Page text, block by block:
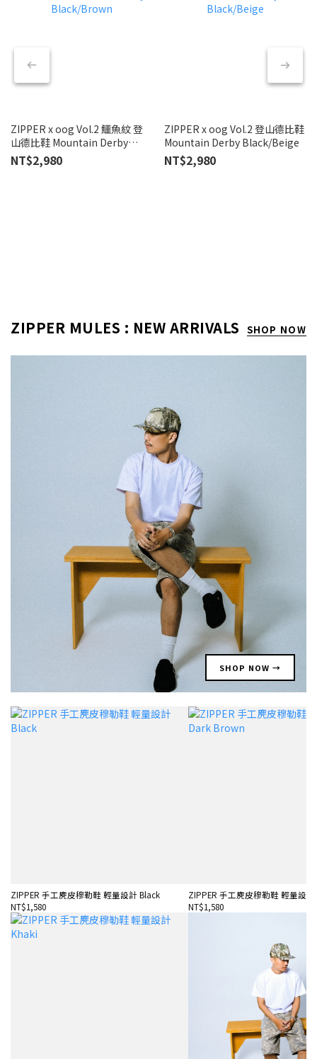
ZIPPER x oog Vol.2 鱷魚紋 登
山德比鞋 Mountain Derby
Black/Brown
NT$2,980
ZIPPER x oog Vol.2 登山德比鞋
Mountain Derby Black/Beige
NT$2,980
ZIPPER MULES : NEW ARRIVALS SHOP NOW
SHOP NOW →
ZIPPER 手工麂皮穆勒鞋 輕量設計 Black
NT$1,580
ZIPPER 手工麂皮穆勒鞋 輕量設
NT$1,580